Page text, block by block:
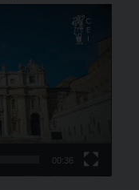
00:36